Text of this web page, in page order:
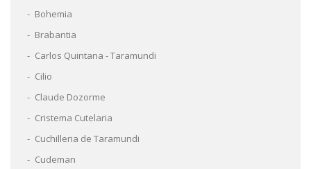
Bohemia
Brabantia
Carlos Quintana - Taramundi
Cilio
Claude Dozorme
Cristema Cutelaria
Cuchilleria de Taramundi
Cudeman